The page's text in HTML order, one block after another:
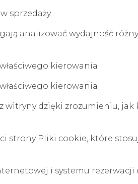
sprzedaży
analizować wydajność
kierowania
kierowania
dzięki zrozumieniu, jak
strony Pliki cookie, które
i systemu